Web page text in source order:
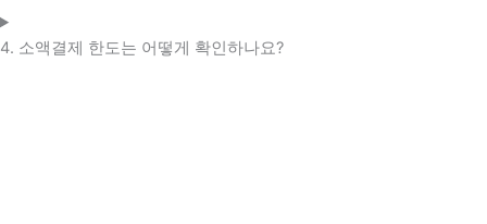
4. 소액결제 한도는 어떻게 확인하나요?